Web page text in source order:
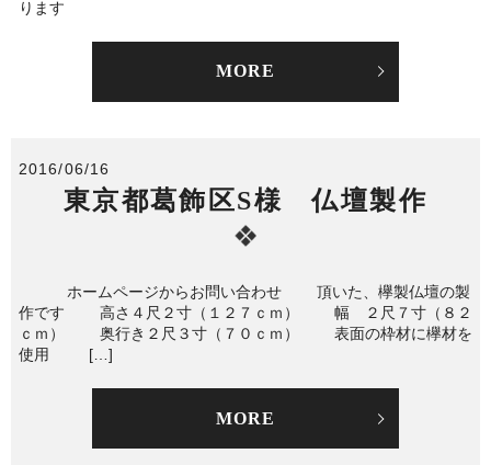
ります
MORE
2016/06/16
東京都葛飾区S様 仏壇製作
ホームページからお問い合わせ 頂いた、欅製仏壇の製
作です 高さ４尺２寸（１２７ｃｍ） 幅 ２尺７寸（８２
ｃｍ） 奥行き２尺３寸（７０ｃｍ） 表面の枠材に欅材を
使用 […]
MORE